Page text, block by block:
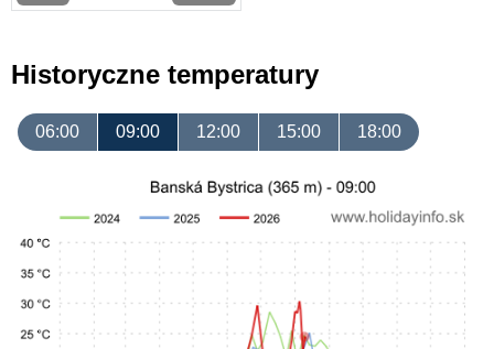
Historyczne temperatury
06:00 09:00 12:00 15:00 18:00